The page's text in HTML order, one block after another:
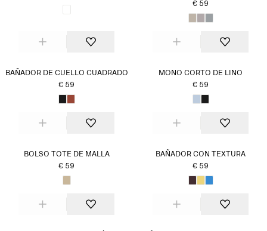
€ 59
BAÑADOR DE CUELLO CUADRADO
€ 59
MONO CORTO DE LINO
€ 59
BOLSO TOTE DE MALLA
€ 59
BAÑADOR CON TEXTURA
€ 59